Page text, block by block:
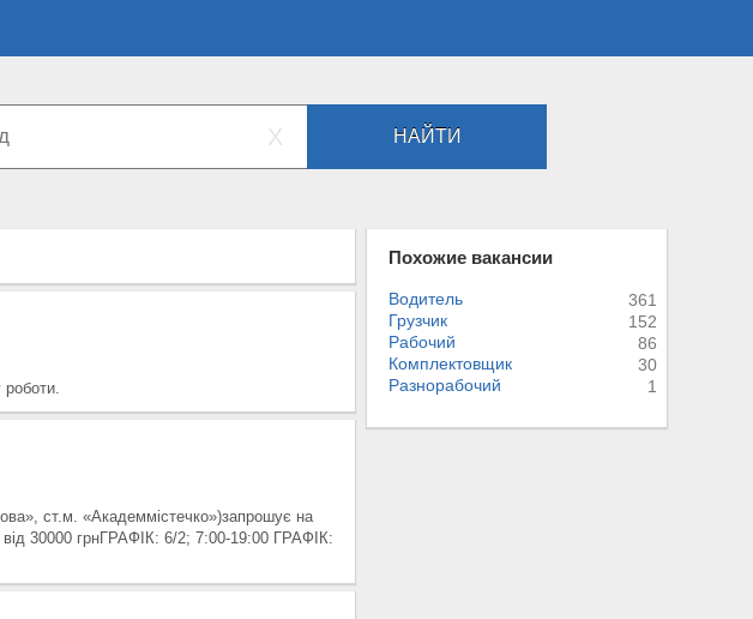
X НАЙТИ
ст.м. «Академмістечко»)запрошує на
грнГРАФІК: 6/2; 7:00-19:00 ГРАФІК:
Похожие вакансии
Водитель
361
Грузчик
152
Рабочий
86
Комплектовщик
30
Разнорабочий
1